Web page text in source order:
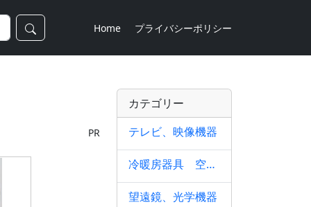
Home プライバシーポリシー
PR
カテゴリー
テレビ、映像機器
冷暖房器具 空調家電
望遠鏡、光学機器